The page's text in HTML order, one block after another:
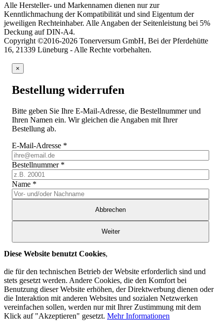
Alle Hersteller- und Markennamen dienen nur zur
Kenntlichmachung der Kompatibilität und sind Eigentum der
jeweiligen Rechteinhaber. Alle Angaben der Seitenleistung bei 5%
Deckung auf DIN-A4.
Copyright ©2016-2026 Tonerversum GmbH, Bei der Pferdehütte
16, 21339 Lüneburg - Alle Rechte vorbehalten.
×
Bestellung widerrufen
Bitte geben Sie Ihre E-Mail-Adresse, die Bestellnummer und
Ihren Namen ein. Wir gleichen die Angaben mit Ihrer
Bestellung ab.
E-Mail-Adresse *
Bestellnummer *
Name *
Abbrechen
Weiter
Diese Website benutzt Cookies,
die für den technischen Betrieb der Website erforderlich sind und
stets gesetzt werden. Andere Cookies, die den Komfort bei
Benutzung dieser Website erhöhen, der Direktwerbung dienen oder
die Interaktion mit anderen Websites und sozialen Netzwerken
vereinfachen sollen, werden nur mit Ihrer Zustimmung mit dem
Klick auf "Akzeptieren" gesetzt. Mehr Informationen